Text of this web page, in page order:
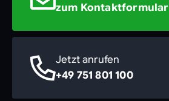
zum Kontaktformular
Jetzt anrufen
+49 751 801 100